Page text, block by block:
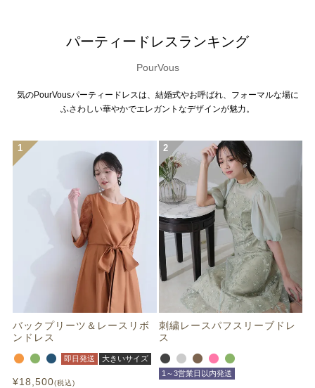
パーティードレスランキング
PourVous
気のPourVousパーティードレスは、結婚式やお呼ばれ、フォーマルな場に
ふさわしい華やかでエレガントなデザインが魅力。
バックプリーツ＆レースリボ
ンドレス
即日発送 大きいサイズ
¥18,500 税込
刺繍レースパフスリーブドレ
ス
1～3営業日以内発送